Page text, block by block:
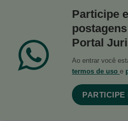
Participe
Portal
Ao entrar você
termos de uso e